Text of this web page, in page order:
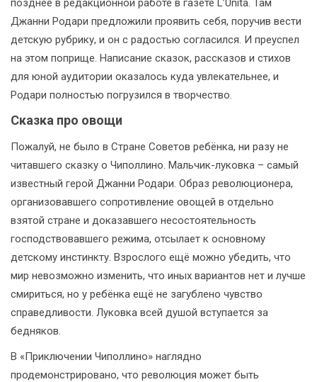
позднее в редакционной работе в газете L’Unita. Там
Джанни Родари предложили проявить себя, поручив вести
детскую рубрику, и он с радостью согласился. И преуспел
на этом поприще. Написание сказок, рассказов и стихов
для юной аудитории оказалось куда увлекательнее, и
Родари полностью погрузился в творчество.
Сказка про овощи
Пожалуй, не было в Стране Советов ребёнка, ни разу не
читавшего сказку о Чиполлино. Мальчик-луковка – самый
известный герой Джанни Родари. Образ революционера,
организовавшего сопротивление овощей в отдельно
взятой стране и доказавшего несостоятельность
господствовавшего режима, отсылает к основному
детскому инстинкту. Взрослого ещё можно убедить, что
мир невозможно изменить, что иных вариантов нет и лучше
смириться, но у ребёнка ещё не загублено чувство
справедливости. Луковка всей душой вступается за
бедняков.
В «Приключении Чиполлино» наглядно
продемонстрировано, что революция может быть